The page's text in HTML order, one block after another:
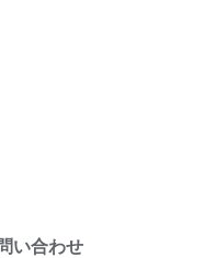
い合わせ